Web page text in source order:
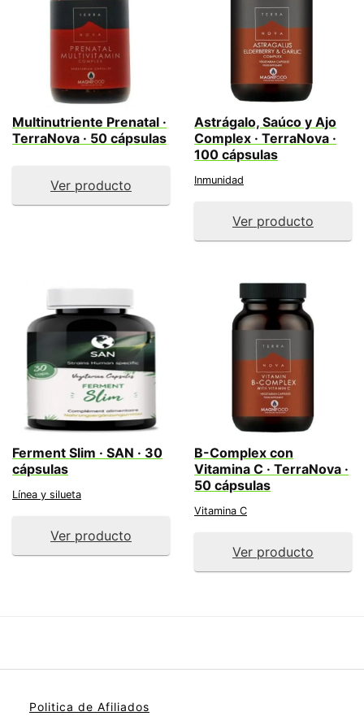
Multinutriente Prenatal ·
TerraNova · 50 cápsulas
Ver producto
Astrágalo, Saúco y Ajo
Complex · TerraNova ·
100 cápsulas
Inmunidad
Ver producto
Ferment Slim · SAN · 30
cápsulas
Línea y silueta
Ver producto
B-Complex con
Vitamina C · TerraNova ·
50 cápsulas
Vitamina C
Ver producto
Politica de Afiliados